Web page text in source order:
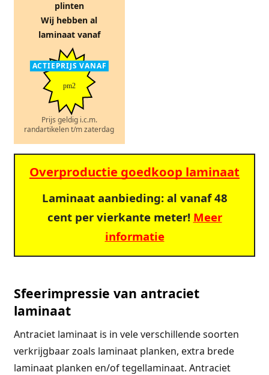
plinten
Wij hebben al
laminaat vanaf
ACTIEPRIJS VANAF
pm2
Prijs geldig i.c.m.
randartikelen t/m zaterdag
Overproductie goedkoop laminaat
Laminaat aanbieding: al vanaf 48
cent per vierkante meter! Meer
informatie
Sfeerimpressie van antraciet
laminaat
Antraciet laminaat is in vele verschillende soorten
verkrijgbaar zoals laminaat planken, extra brede
laminaat planken en/of tegellaminaat. Antraciet